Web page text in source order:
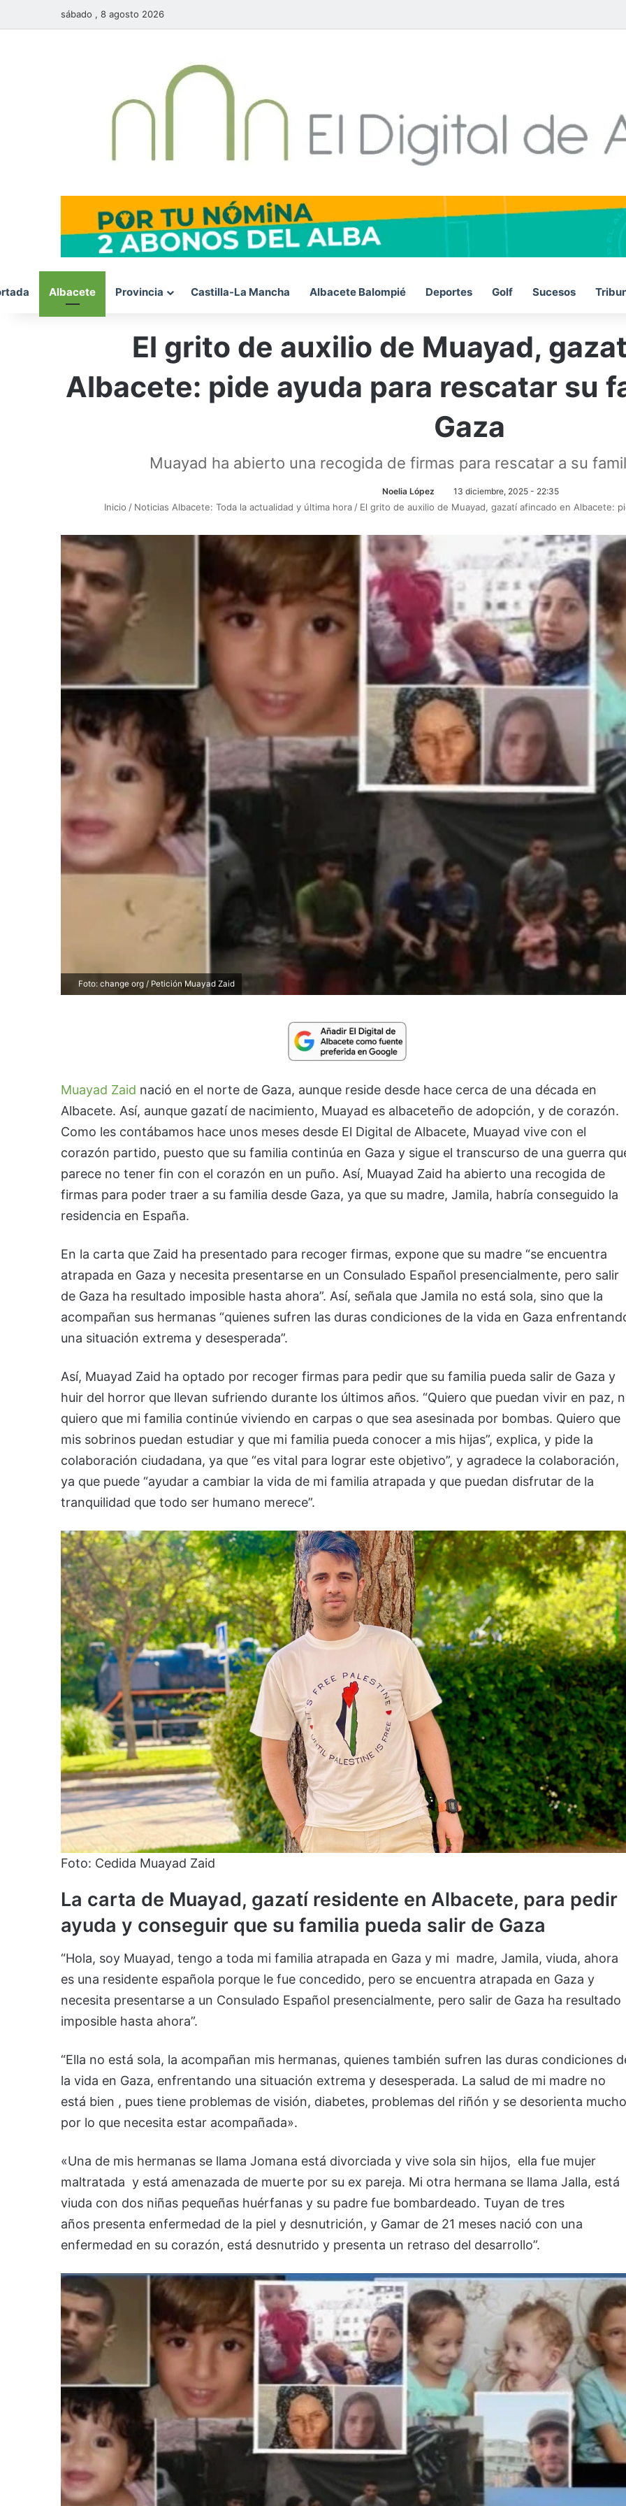
sábado , 8 agosto 2026
Albacete Provincia Castilla-La Mancha Albacete Balompié Deportes Golf Sucesos
El grito de auxilio de Muayad,
Albacete: pide ayuda para rescatar su
Gaza
Muayad ha abierto una recogida de firmas para rescatar a su
Noelia López 13 diciembre, 2025 - 22:35
Inicio / Noticias Albacete: Toda la actualidad y última hora / El grito de auxilio de Muayad, gazatí afincado en Albacete:
Foto: change org / Petición Muayad Zaid
Muayad Zaid nació en el norte de Gaza, aunque reside desde hace cerca de una década en
Albacete. Así, aunque gazatí de nacimiento, Muayad es albaceteño de adopción, y de corazón.
Como les contábamos hace unos meses desde El Digital de Albacete, Muayad vive con el
corazón partido, puesto que su familia continúa en Gaza y sigue el transcurso de una guerra
parece no tener fin con el corazón en un puño. Así, Muayad Zaid ha abierto una recogida de
firmas para poder traer a su familia desde Gaza, ya que su madre, Jamila, habría conseguido la
residencia en España.
En la carta que Zaid ha presentado para recoger firmas, expone que su madre “se encuentra
atrapada en Gaza y necesita presentarse en un Consulado Español presencialmente, pero salir
de Gaza ha resultado imposible hasta ahora”. Así, señala que Jamila no está sola, sino que la
acompañan sus hermanas “quienes sufren las duras condiciones de la vida en Gaza
una situación extrema y desesperada”.
Así, Muayad Zaid ha optado por recoger firmas para pedir que su familia pueda salir de Gaza y
huir del horror que llevan sufriendo durante los últimos años. “Quiero que puedan vivir en paz,
quiero que mi familia continúe viviendo en carpas o que sea asesinada por bombas. Quiero que
mis sobrinos puedan estudiar y que mi familia pueda conocer a mis hijas”, explica, y pide la
colaboración ciudadana, ya que “es vital para lograr este objetivo”, y agradece la colaboración,
ya que puede “ayudar a cambiar la vida de mi familia atrapada y que puedan disfrutar de la
tranquilidad que todo ser humano merece”.
Foto: Cedida Muayad Zaid
La carta de Muayad, gazatí residente en Albacete, para pedir
ayuda y conseguir que su familia pueda salir de Gaza
“Hola, soy Muayad, tengo a toda mi familia atrapada en Gaza y mi madre, Jamila, viuda, ahora
es una residente española porque le fue concedido, pero se encuentra atrapada en Gaza y
necesita presentarse a un Consulado Español presencialmente, pero salir de Gaza ha resultado
imposible hasta ahora”.
“Ella no está sola, la acompañan mis hermanas, quienes también sufren las duras condiciones
la vida en Gaza, enfrentando una situación extrema y desesperada. La salud de mi madre no
está bien , pues tiene problemas de visión, diabetes, problemas del riñón y se desorienta
por lo que necesita estar acompañada».
«Una de mis hermanas se llama Jomana está divorciada y vive sola sin hijos, ella fue mujer
maltratada y está amenazada de muerte por su ex pareja. Mi otra hermana se llama Jalla, está
viuda con dos niñas pequeñas huérfanas y su padre fue bombardeado. Tuyan de tres
años presenta enfermedad de la piel y desnutrición, y Gamar de 21 meses nació con una
enfermedad en su corazón, está desnutrido y presenta un retraso del desarrollo”.